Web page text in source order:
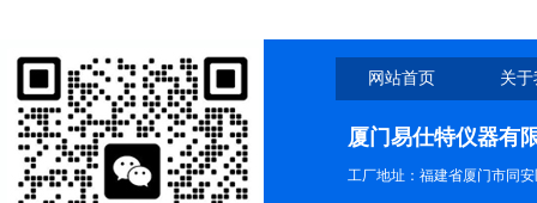
网站首页 关
厦门易仕特仪器有
工厂地址：福建省厦门市同